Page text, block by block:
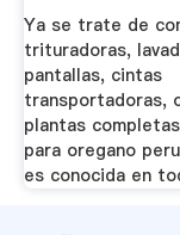
Ya se trate de
trituradoras,
pantallas, cintas
transportadoras,
plantas
para oregano
es conocida en